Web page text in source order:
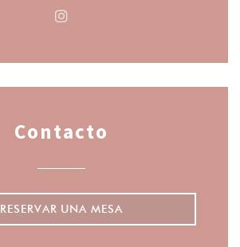
Instagram ((abre en una
Contacto
RESERVAR UNA MESA